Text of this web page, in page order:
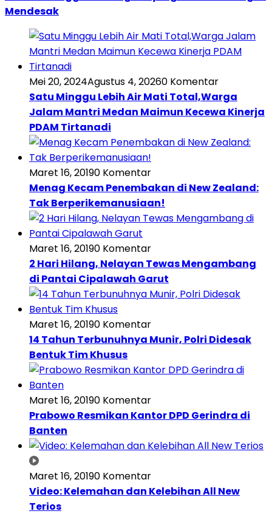
Mendesak
Mei 20, 2024Agustus 4, 20260 Komentar
Satu Minggu Lebih Air Mati Total,Warga
Jalam Mantri Medan Maimun Kecewa Kinerja
PDAM Tirtanadi
Maret 16, 20190 Komentar
Menag Kecam Penembakan di New Zealand:
Tak Berperikemanusiaan!
Maret 16, 20190 Komentar
2 Hari Hilang, Nelayan Tewas Mengambang
di Pantai Cipalawah Garut
Maret 16, 20190 Komentar
14 Tahun Terbunuhnya Munir, Polri Didesak
Bentuk Tim Khusus
Maret 16, 20190 Komentar
Prabowo Resmikan Kantor DPD Gerindra di
Banten
Maret 16, 20190 Komentar
Video: Kelemahan dan Kelebihan All New
Terios